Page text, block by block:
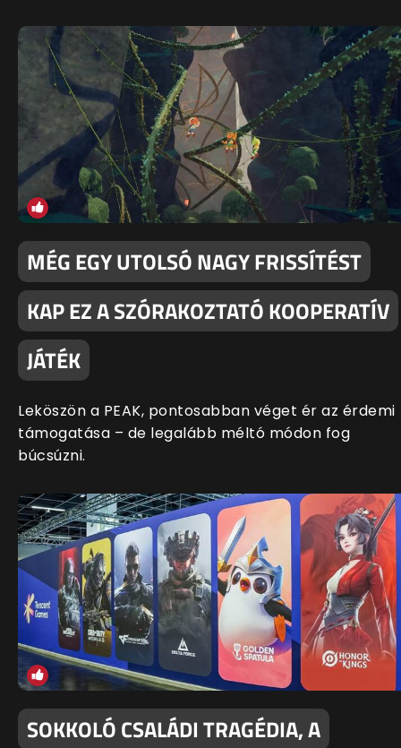
MÉG EGY UTOLSÓ NAGY FRISSÍTÉST
KAP EZ A SZÓRAKOZTATÓ KOOPERATÍV
JÁTÉK
Leköszön a PEAK, pontosabban véget ér az érdemi
támogatása – de legalább méltó módon fog
búcsúzni.
SOKKOLÓ CSALÁDI TRAGÉDIA, A